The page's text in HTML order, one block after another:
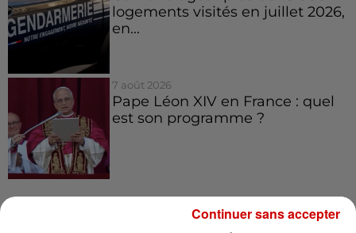
logements visités en juillet 2026,
en...
7 août 2026
Pape Léon XIV en France : quel
est son programme ?
Voir plus
Continuer sans accepter